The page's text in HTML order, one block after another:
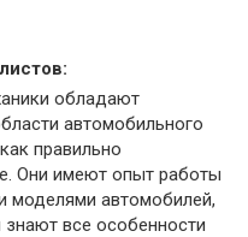
обладают
автомобильного
правильно
Они имеют опыт работы
моделями автомобилей,
все особенности